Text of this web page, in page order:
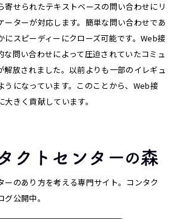
寄せられたテキストベースの問い合わせにリ
ーターが対応します。簡単な問い合わせであ
にスピーディーにクローズ可能です。Web接
な問い合わせによって圧迫されていたコミュ
解放されました。以前よりも一部のイレギュ
うになっています。このことから、Web接
きく貢献しています。
ーのあり方を考える専門サイト。コンタク
公開中。